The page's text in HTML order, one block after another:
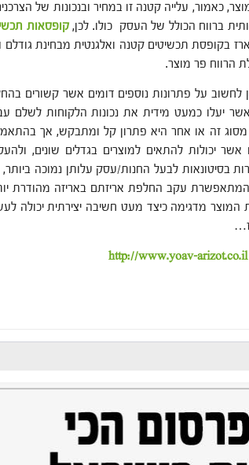
כאמור, עלייה קטנה זו במחיר ובנכונות של
ברווח הכולל של העסק כולו. לכן,קופסאות
בקופסת תכשיטים קטנה ואלגנטית מבחינת גודלם
הרווח פר מוצר.
לחשוב על פתרונות נוספים דומים אשר קשורים
אשר יעלו כמעט מידית את נכונות הלקוחות לשלם
זה או אחר היא פתרון קל ומתבקש, אך
אשר יכולות להתאים למוצרים בגדלים שונים,
בסיטונאות לבעל החנות/עסק עלותן נמוכה
המתאפשרת עקב החלפת אריזתם באריזה מהודרת
המוצר מדגימה כיצד מעט חשיבה יצירתית יכולה
http://www.yoav-arizot.co.il